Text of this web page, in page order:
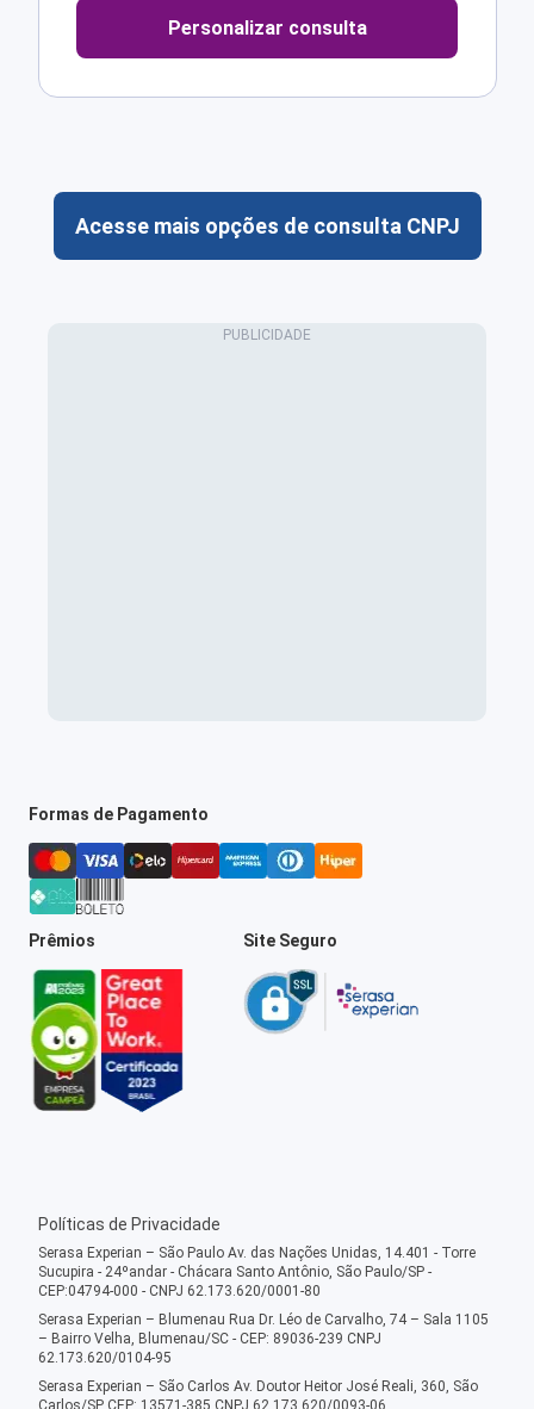
Personalizar consulta
Acesse mais opções de consulta CNPJ
Formas de Pagamento
Prêmios Site Seguro
Políticas de Privacidade
Serasa Experian – São Paulo Av. das Nações Unidas, 14.401 - Torre
Sucupira - 24ºandar - Chácara Santo Antônio, São Paulo/SP -
CEP:04794-000 - CNPJ 62.173.620/0001-80
Serasa Experian – Blumenau Rua Dr. Léo de Carvalho, 74 – Sala 1105
– Bairro Velha, Blumenau/SC - CEP: 89036-239 CNPJ
62.173.620/0104-95
Serasa Experian – São Carlos Av. Doutor Heitor José Reali, 360, São
Carlos/SP CEP: 13571-385 CNPJ 62.173.620/0093-06